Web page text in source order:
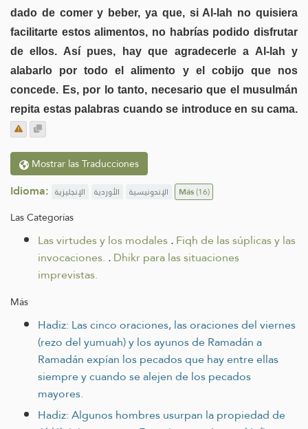
dado de comer y beber, ya que, si Al-lah no quisiera
facilitarte estos alimentos, no habrías podido disfrutar
de ellos. Así pues, hay que agradecerle a Al-lah y
alabarlo por todo el alimento y el cobijo que nos
concede. Es, por lo tanto, necesario que el musulmán
repita estas palabras cuando se introduce en su cama.
Mostrar las Traducciones
Idioma: الإنجليزية الأوردية الإندونيسية Más(16)
Las Categorías
Las virtudes y los modales.Fiqh de las súplicas y las
invocaciones. .Dhikr para las situaciones
imprevistas.
Más
Hadiz: Las cinco oraciones, las oraciones del viernes
(rezo del yumuah) y los ayunos de Ramadán a
Ramadán expían los pecados que hay entre ellas
siempre y cuando se alejen de los pecados
mayores.
Hadiz: Algunos hombres usurpan la propiedad de